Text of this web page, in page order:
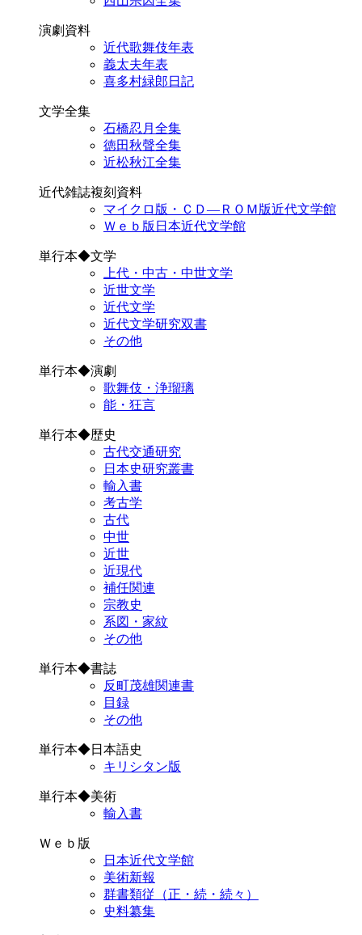
演劇資料
近代歌舞伎年表
義太夫年表
喜多村緑郎日記
文学全集
石橋忍月全集
徳田秋聲全集
近松秋江全集
近代雑誌複刻資料
マイクロ版・ＣＤ―ＲＯＭ版近代文学館
Ｗｅｂ版日本近代文学館
単行本◆文学
上代・中古・中世文学
近世文学
近代文学
近代文学研究双書
その他
単行本◆演劇
歌舞伎・浄瑠璃
能・狂言
単行本◆歴史
古代交通研究
日本史研究叢書
輸入書
考古学
古代
中世
近世
近現代
補任関連
宗教史
系図・家紋
その他
単行本◆書誌
反町茂雄関連書
目録
その他
単行本◆日本語史
キリシタン版
単行本◆美術
輸入書
Ｗｅｂ版
日本近代文学館
美術新報
群書類従（正・続・続々）
史料纂集